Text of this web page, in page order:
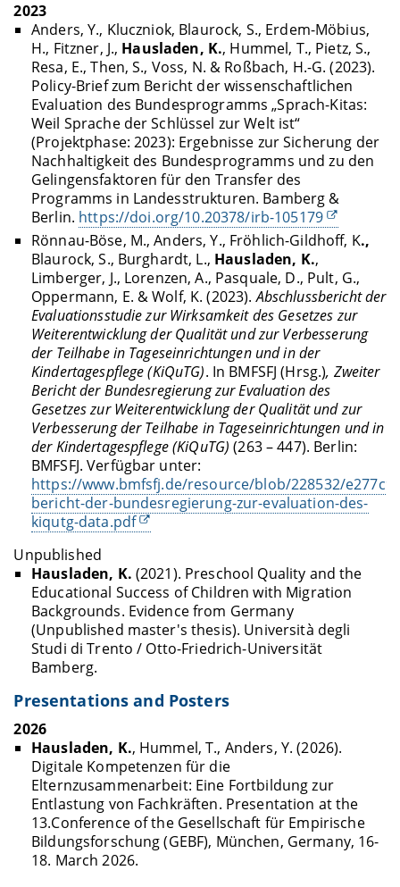
2023
Anders, Y., Kluczniok, Blaurock, S., Erdem-Möbius,
H., Fitzner, J., Hausladen, K., Hummel, T., Pietz, S.,
Resa, E., Then, S., Voss, N. & Roßbach, H.-G. (2023).
Policy-Brief zum Bericht der wissenschaftlichen
Evaluation des Bundesprogramms „Sprach-Kitas:
Weil Sprache der Schlüssel zur Welt ist“
(Projektphase: 2023): Ergebnisse zur Sicherung der
Nachhaltigkeit des Bundesprogramms und zu den
Gelingensfaktoren für den Transfer des
Programms in Landesstrukturen. Bamberg &
Berlin. https://doi.org/10.20378/irb-105179
Rönnau-Böse, M., Anders, Y., Fröhlich-Gildhoff, K.,
Blaurock, S., Burghardt, L., Hausladen, K.,
Limberger, J., Lorenzen, A., Pasquale, D., Pult, G.,
Oppermann, E. & Wolf, K. (2023).Abschlussbericht der
Evaluationsstudie zur Wirksamkeit des Gesetzes zur
Weiterentwicklung der Qualität und zur Verbesserung
der Teilhabe in Tageseinrichtungen und in der
Kindertagespflege (KiQuTG). In BMFSFJ (Hrsg.), Zweiter
Bericht der Bundesregierung zur Evaluation des
Gesetzes zur Weiterentwicklung der Qualität und zur
Verbesserung der Teilhabe in Tageseinrichtungen und in
der Kindertagespflege (KiQuTG)(263 – 447). Berlin:
BMFSFJ. Verfügbar unter:
https://www.bmfsfj.de/resource/blob/228532/
bericht-der-bundesregierung-zur-evaluation-des-
kiqutg-data.pdf
Unpublished
Hausladen, K. (2021). Preschool Quality and the
Educational Success of Children with Migration
Backgrounds. Evidence from Germany
(Unpublished master's thesis). Università degli
Studi di Trento / Otto-Friedrich-Universität
Bamberg.
Presentations and Posters
2026
Hausladen, K., Hummel, T., Anders, Y. (2026).
Digitale Kompetenzen für die
Elternzusammenarbeit: Eine Fortbildung zur
Entlastung von Fachkräften. Presentation at the
13.Conference of the Gesellschaft für Empirische
Bildungsforschung (GEBF), München, Germany, 16-
18. March 2026.